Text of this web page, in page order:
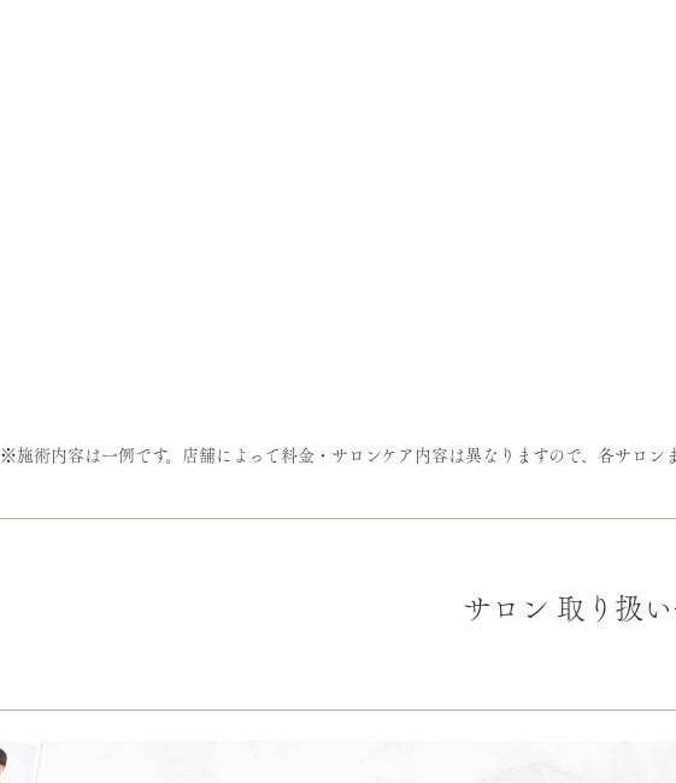
※施術内容は一例です。店舗によって料金・サロンケア内容は異なりますので、各サロン
サロン 取り扱